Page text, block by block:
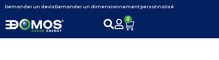
Demander un devisDemander un dimensionnement personnalisé
0